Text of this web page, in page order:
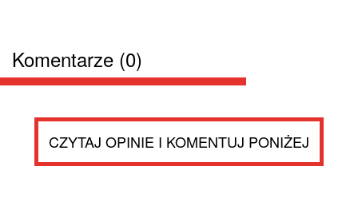
Komentarze (0)
CZYTAJ OPINIE I KOMENTUJ PONIŻEJ